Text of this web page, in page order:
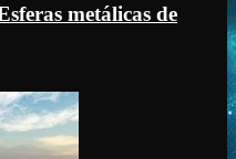
metálicas de